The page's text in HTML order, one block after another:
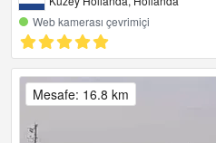
Web kamerası çevrimiçi
Mesafe: 16.8 km